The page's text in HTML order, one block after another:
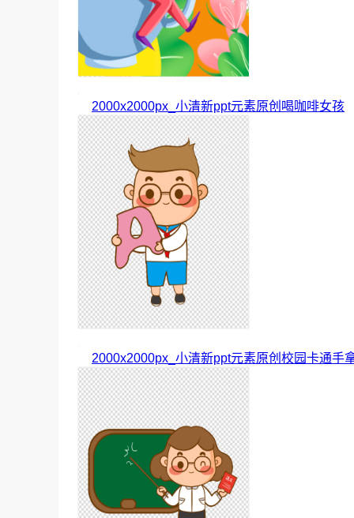
2000x2000px_小清新ppt元素原创喝咖啡女孩
2000x2000px_小清新ppt元素原创校园卡通手